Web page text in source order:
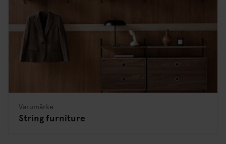
Varumärke
String furniture